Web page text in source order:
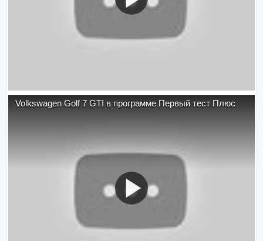
Volkswagen Golf 7 GTI в программе Первый тест Плюс